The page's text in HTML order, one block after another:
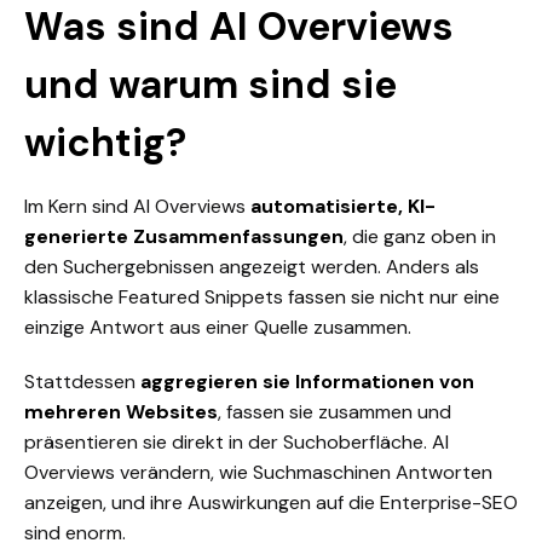
Was sind AI Overviews
und warum sind sie
wichtig?
Im Kern sind AI Overviews automatisierte, KI-
generierte Zusammenfassungen, die ganz oben in
den Suchergebnissen angezeigt werden. Anders als
klassische Featured Snippets fassen sie nicht nur eine
einzige Antwort aus einer Quelle zusammen.
Stattdessen aggregieren sie Informationen von
mehreren Websites, fassen sie zusammen und
präsentieren sie direkt in der Suchoberfläche. AI
Overviews verändern, wie Suchmaschinen Antworten
anzeigen, und ihre Auswirkungen auf die Enterprise-SEO
sind enorm.